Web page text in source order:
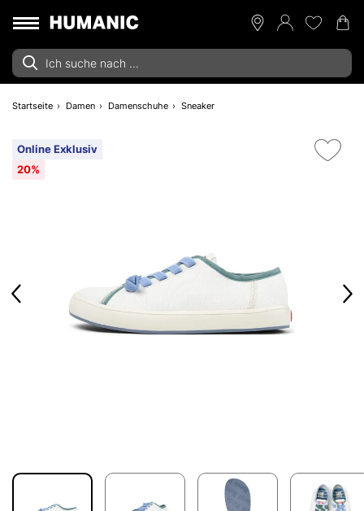
Startseite Damen Damenschuhe Sneaker
Online Exklusiv
20%